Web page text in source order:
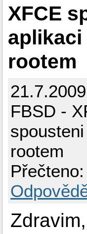
XFCE
rootem
FBSD -
rootem
Zdravim,